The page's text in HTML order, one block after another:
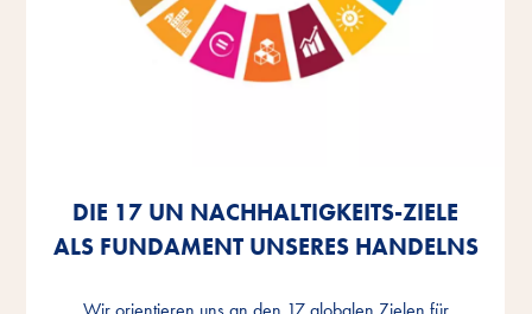
DIE 17 UN NACHHALTIGKEITS-ZIELE
ALS FUNDAMENT UNSERES HANDELNS
DIE 17 UN NACHHALTIGKEITS-ZIELE
ALS FUNDAMENT UNSERES HANDELNS
DIE 17 UN NACHHALTIGKEITS-ZIELE
ALS FUNDAMENT UNSERES HANDELNS